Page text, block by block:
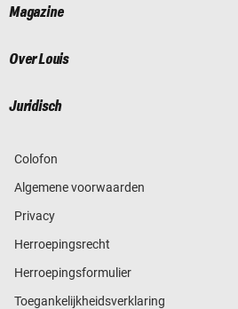
Magazine
Over Louis
Juridisch
Colofon
Algemene voorwaarden
Privacy
Herroepingsrecht
Herroepingsformulier
Toegankelijkheidsverklaring